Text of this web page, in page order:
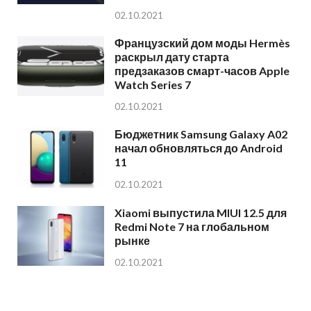
02.10.2021
Французский дом моды Hermès
раскрыл дату старта
предзаказов смарт-часов Apple
Watch Series 7
02.10.2021
Бюджетник Samsung Galaxy A02
начал обновляться до Android
11
02.10.2021
Xiaomi выпустила MIUI 12.5 для
Redmi Note 7 на глобальном
рынке
02.10.2021